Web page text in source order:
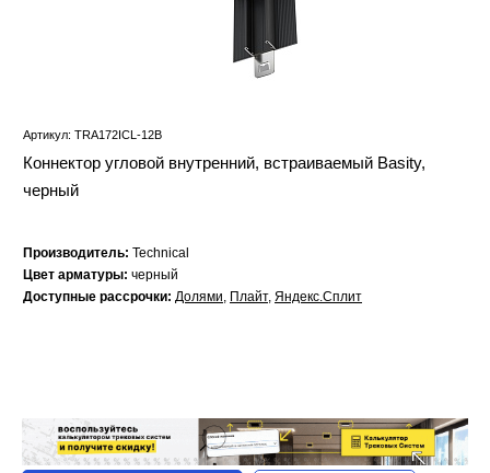
Артикул: TRA172ICL-12B
Коннектор угловой внутренний, встраиваемый Basity,
черный
Производитель: Technical
Цвет арматуры: черный
Доступные рассрочки: Долями, Плайт, Яндекс.Сплит